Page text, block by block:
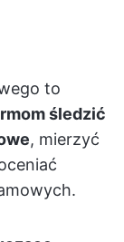
to
śledzić
, mierzyć